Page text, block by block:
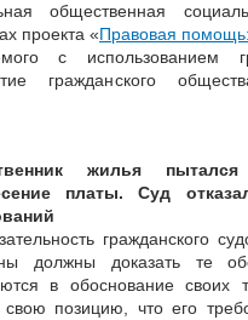
общественная
проекта «Правовая
с использованием
гражданского
жилья
платы. Суд
гражданского
должны доказать те
в обоснование своих
свою позицию, что его